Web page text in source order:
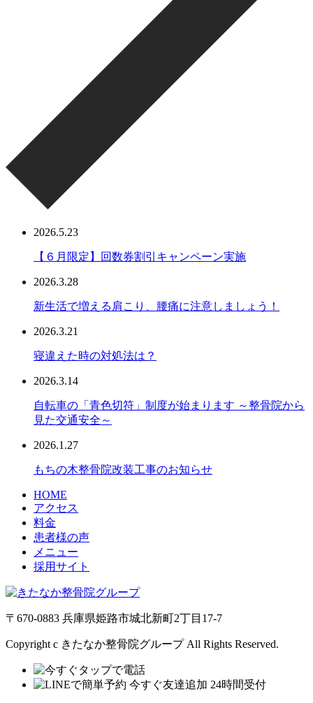
2026.5.23
【６月限定】回数券割引キャンペーン実施
2026.3.28
新生活で増える肩こり、腰痛に注意しましょう！
2026.3.21
寝違えた時の対処法は？
2026.3.14
自転車の「青色切符」制度が始まります ～整骨院から
見た交通安全～
2026.1.27
もちの木整骨院改装工事のお知らせ
HOME
アクセス
料金
患者様の声
メニュー
採用サイト
〒670-0883 兵庫県姫路市城北新町2丁目17-7
Copyright c きたなか整骨院グループ All Rights Reserved.